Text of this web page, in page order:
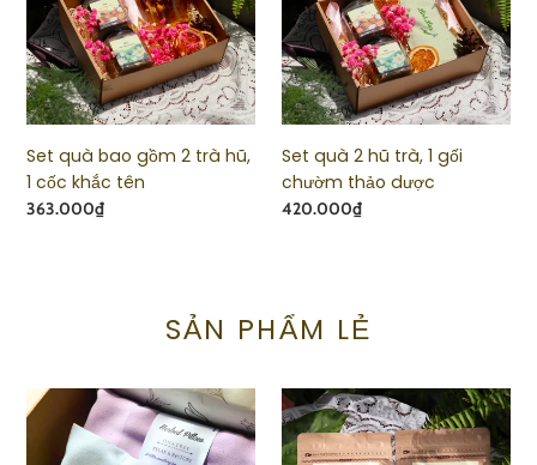
trà
hũ,
1
cốc
khắc
tên
Set quà bao gồm 2 trà hũ,
1 cốc khắc tên
Giá
363.000₫
trà,
1
gối
chườm
thảo
dược
Set quà 2 hũ trà, 1 gối
chườm thảo dược
Giá
420.000₫
SẢN PHẨM LẺ
Túi
chườm
Trà
túi
lọc